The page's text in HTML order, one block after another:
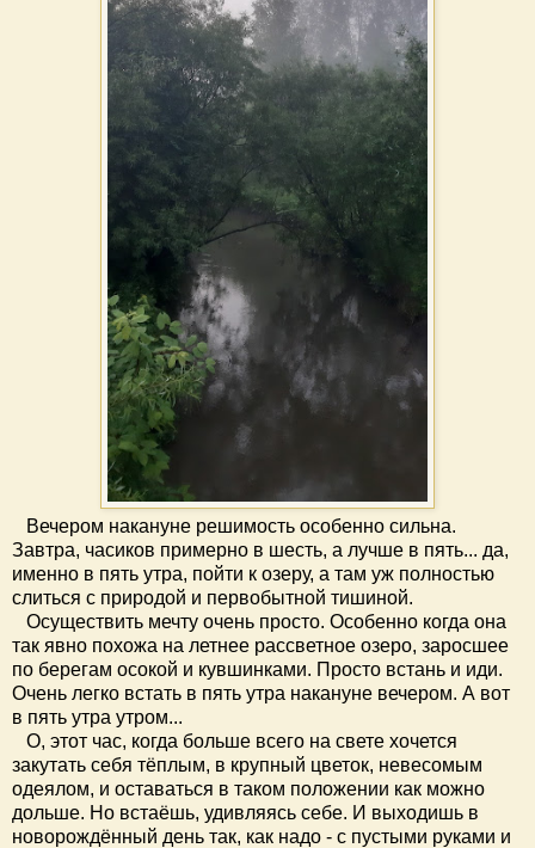
Вечером накануне решимость особенно сильна.
Завтра, часиков примерно в шесть, а лучше в пять... да,
именно в пять утра, пойти к озеру, а там уж полностью
слиться с природой и первобытной тишиной.
Осуществить мечту очень просто. Особенно когда она
так явно похожа на летнее рассветное озеро, заросшее
по берегам осокой и кувшинками. Просто встань и иди.
Очень легко встать в пять утра накануне вечером. А вот
в пять утра утром...
О, этот час, когда больше всего на свете хочется
закутать себя тёплым, в крупный цветок, невесомым
одеялом, и оставаться в таком положении как можно
дольше. Но встаёшь, удивляясь себе. И выходишь в
новорождённый день так, как надо - с пустыми руками и